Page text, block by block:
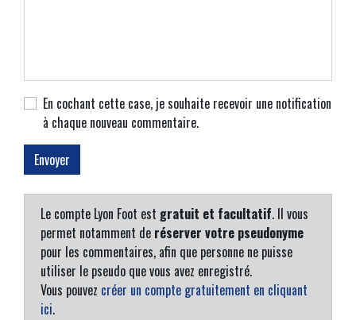
En cochant cette case, je souhaite recevoir une notification
à chaque nouveau commentaire.
Le compte Lyon Foot est gratuit et facultatif. Il vous
permet notamment de réserver votre pseudonyme
pour les commentaires, afin que personne ne puisse
utiliser le pseudo que vous avez enregistré.
Vous pouvez créer un compte gratuitement en cliquant
ici.